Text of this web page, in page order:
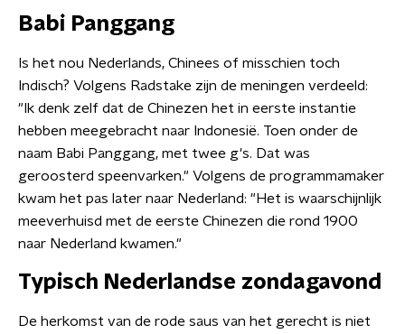
Babi Panggang
Is het nou Nederlands, Chinees of misschien toch
Indisch? Volgens Radstake zijn de meningen verdeeld:
"Ik denk zelf dat de Chinezen het in eerste instantie
hebben meegebracht naar Indonesië. Toen onder de
naam Babi Panggang, met twee g's. Dat was
geroosterd speenvarken." Volgens de programmamaker
kwam het pas later naar Nederland: "Het is waarschijnlijk
meeverhuisd met de eerste Chinezen die rond 1900
naar Nederland kwamen."
Typisch Nederlandse zondagavond
De herkomst van de rode saus van het gerecht is niet